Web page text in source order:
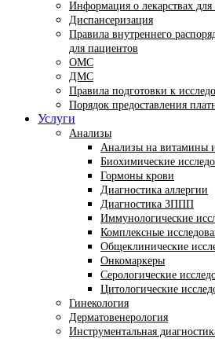
Информация о лекарствах для
Диспансеризация
Правила внутреннего
для пациентов
ОМС
ДМС
Правила подготовки к
Порядок предоставления
Услуги
Анализы
Анализы на витамины
Биохимические
Гормоны крови
Диагностика аллергии
Диагностика ЗППП
Иммунологические
Комплексные
Общеклинические
Онкомаркеры
Серологические
Цитологические
Гинекология
Дерматовенерология
Инструментальная